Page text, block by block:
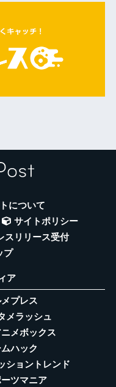
について
サイトポリシー
スリリース受付
プ
ア
プレス
メラッシュ
メボックス
ハック
ショントレンド
ツマニア